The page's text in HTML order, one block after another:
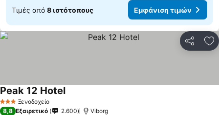
Τιμές από 8 ιστότοπους Εμφάνιση τιμών
3 ΑστέριαΞενοδοχείο
Peak 12 HotelΕμφάνιση τιμών
8,8 Εξαιρετικό 2.600 Viborg